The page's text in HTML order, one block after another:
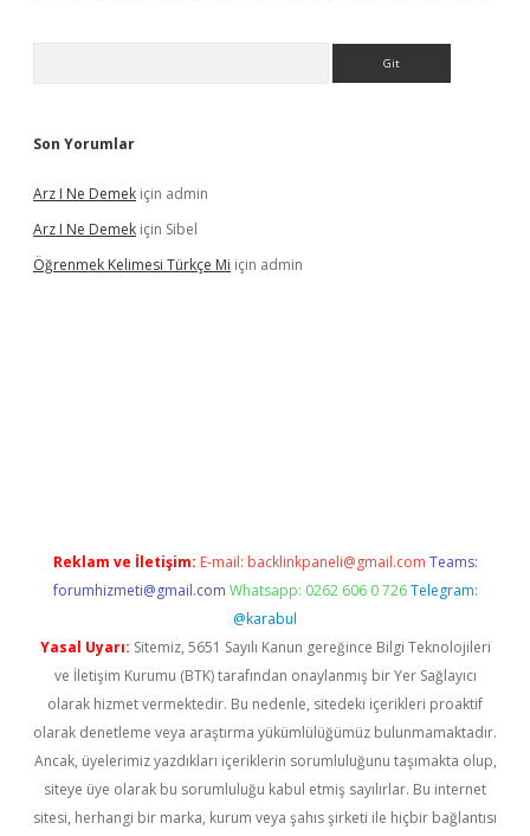
Son Yorumlar
Arz I Ne Demek için admin
Arz I Ne Demek için Sibel
Öğrenmek Kelimesi Türkçe Mi için admin
Reklam ve İletişim: E-mail: backlinkpaneli@gmail.com Teams:
forumhizmeti@gmail.com Whatsapp: 0262 606 0 726 Telegram:
@karabul
Yasal Uyarı: Sitemiz, 5651 Sayılı Kanun gereğince Bilgi Teknolojileri
ve İletişim Kurumu (BTK) tarafından onaylanmış bir Yer Sağlayıcı
olarak hizmet vermektedir. Bu nedenle, sitedeki içerikleri proaktif
olarak denetleme veya araştırma yükümlülüğümüz bulunmamaktadır.
Ancak, üyelerimiz yazdıkları içeriklerin sorumluluğunu taşımakta olup,
siteye üye olarak bu sorumluluğu kabul etmiş sayılırlar. Bu internet
sitesi, herhangi bir marka, kurum veya şahıs şirketi ile hiçbir bağlantısı